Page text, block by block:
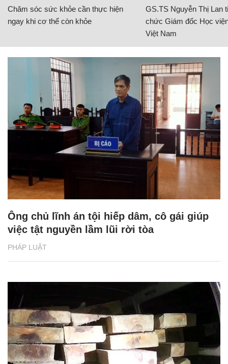
Chăm sóc sức khỏe cần thực hiện
ngay khi cơ thể còn khỏe
GS.TS Nguyễn Thị Lan
chức Giám đốc Học
Việt Nam
PHÁP LUẬT
Ông chủ lĩnh án tội hiếp dâm, cô gái giúp
việc tật nguyền lầm lũi rời tòa